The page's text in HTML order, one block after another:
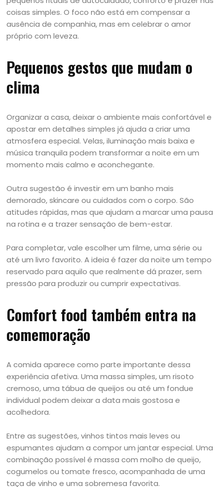
coisas simples. O foco não está em compensar a
ausência de companhia, mas em celebrar o amor
próprio com leveza.
Pequenos gestos que mudam o
clima
Organizar a casa, deixar o ambiente mais confortável e
apostar em detalhes simples já ajuda a criar uma
atmosfera especial. Velas, iluminação mais baixa e
música tranquila podem transformar a noite em um
momento mais calmo e aconchegante.
Outra sugestão é investir em um banho mais
demorado, skincare ou cuidados com o corpo. São
atitudes rápidas, mas que ajudam a marcar uma pausa
na rotina e a trazer sensação de bem-estar.
Para completar, vale escolher um filme, uma série ou
até um livro favorito. A ideia é fazer da noite um tempo
reservado para aquilo que realmente dá prazer, sem
pressão para produzir ou cumprir expectativas.
Comfort food também entra na
comemoração
A comida aparece como parte importante dessa
experiência afetiva. Uma massa simples, um risoto
cremoso, uma tábua de queijos ou até um fondue
individual podem deixar a data mais gostosa e
acolhedora.
Entre as sugestões, vinhos tintos mais leves ou
espumantes ajudam a compor um jantar especial. Uma
combinação possível é massa com molho de queijo,
cogumelos ou tomate fresco, acompanhada de uma
taça de vinho e uma sobremesa favorita.